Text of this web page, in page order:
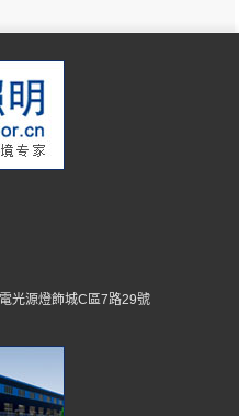
光源燈飾城C區7路29號